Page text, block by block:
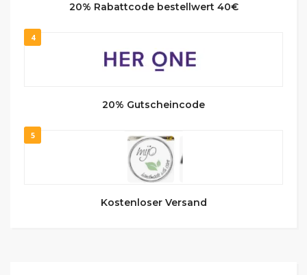
20% Rabattcode bestellwert 40€
4
20% Gutscheincode
5
Kostenloser Versand